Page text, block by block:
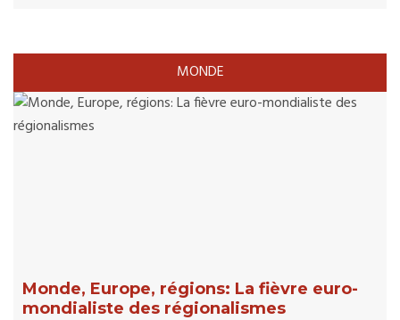
MONDE
Monde, Europe, régions: La fièvre euro-
mondialiste des régionalismes